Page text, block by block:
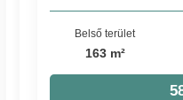
Belső terület
163 m²